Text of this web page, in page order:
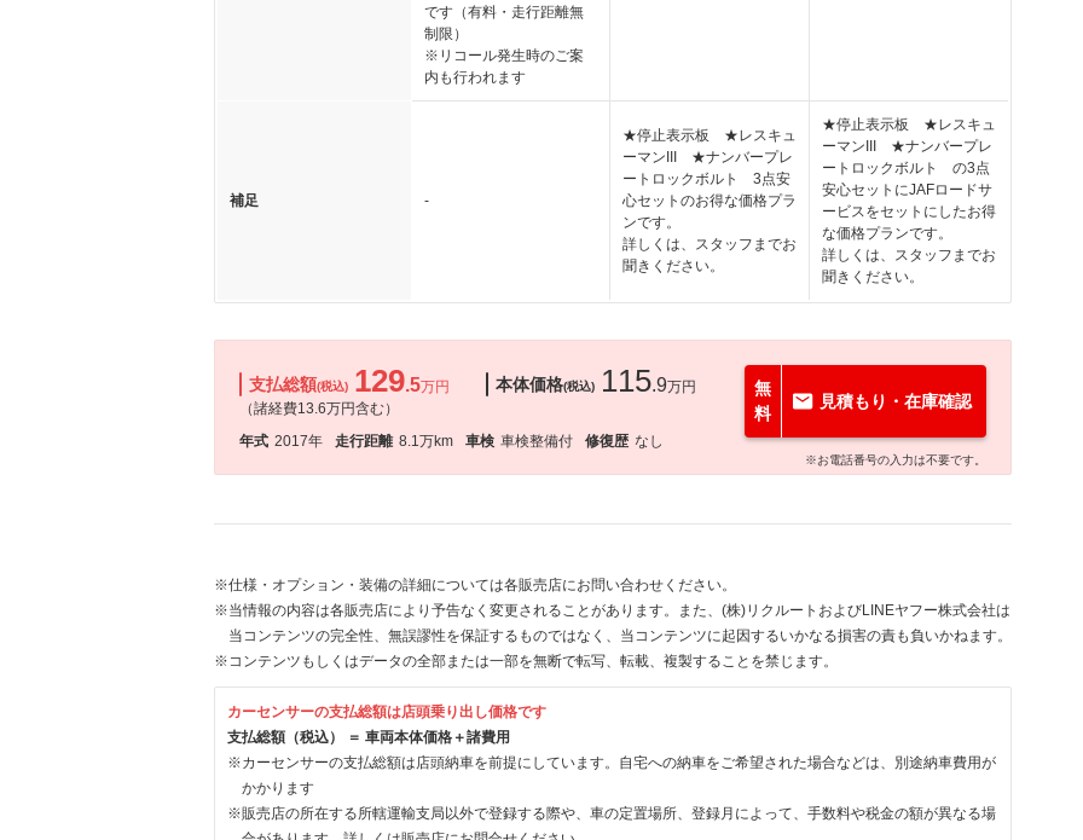
です（有料・走行距離無
制限）
※リコール発生時のご案
内も行われます
補足 -
★停止表示板 ★レスキュ
ーマンIII ★ナンバープレ
ートロックボルト 3点安
心セットのお得な価格プラ
ンです。
詳しくは、スタッフまでお
聞きください。
★停止表示板 ★レスキュ
ーマンIII ★ナンバープレ
ートロックボルト の3点
安心セットにJAFロードサ
ービスをセットにしたお得
な価格プランです。
詳しくは、スタッフまでお
聞きください。
支払総額(税込) 129.5万円
（諸経費13.6万円含む）
本体価格(税込) 115.9万円
年式 2017年 走行距離 8.1万km 車検 車検整備付 修復歴 なし
無
料
見積もり・在庫確認
※お電話番号の入力は不要です。
※仕様・オプション・装備の詳細については各販売店にお問い合わせください。
※当情報の内容は各販売店により予告なく変更されることがあります。また、(株)リクルートおよびLINEヤフー株式会社は
当コンテンツの完全性、無誤謬性を保証するものではなく、当コンテンツに起因するいかなる損害の責も負いかねます。
※コンテンツもしくはデータの全部または一部を無断で転写、転載、複製することを禁じます。
カーセンサーの支払総額は店頭乗り出し価格です
支払総額（税込） ＝ 車両本体価格＋諸費用
※カーセンサーの支払総額は店頭納車を前提にしています。自宅への納車をご希望された場合などは、別途納車費用が
かかります
※販売店の所在する所轄運輸支局以外で登録する際や、車の定置場所、登録月によって、手数料や税金の額が異なる場